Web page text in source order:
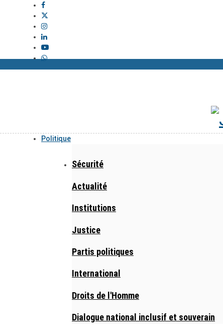
Politique
Sécurité
Actualité
Institutions
Justice
Partis politiques
International
Droits de l'Homme
Dialogue national inclusif et souverain